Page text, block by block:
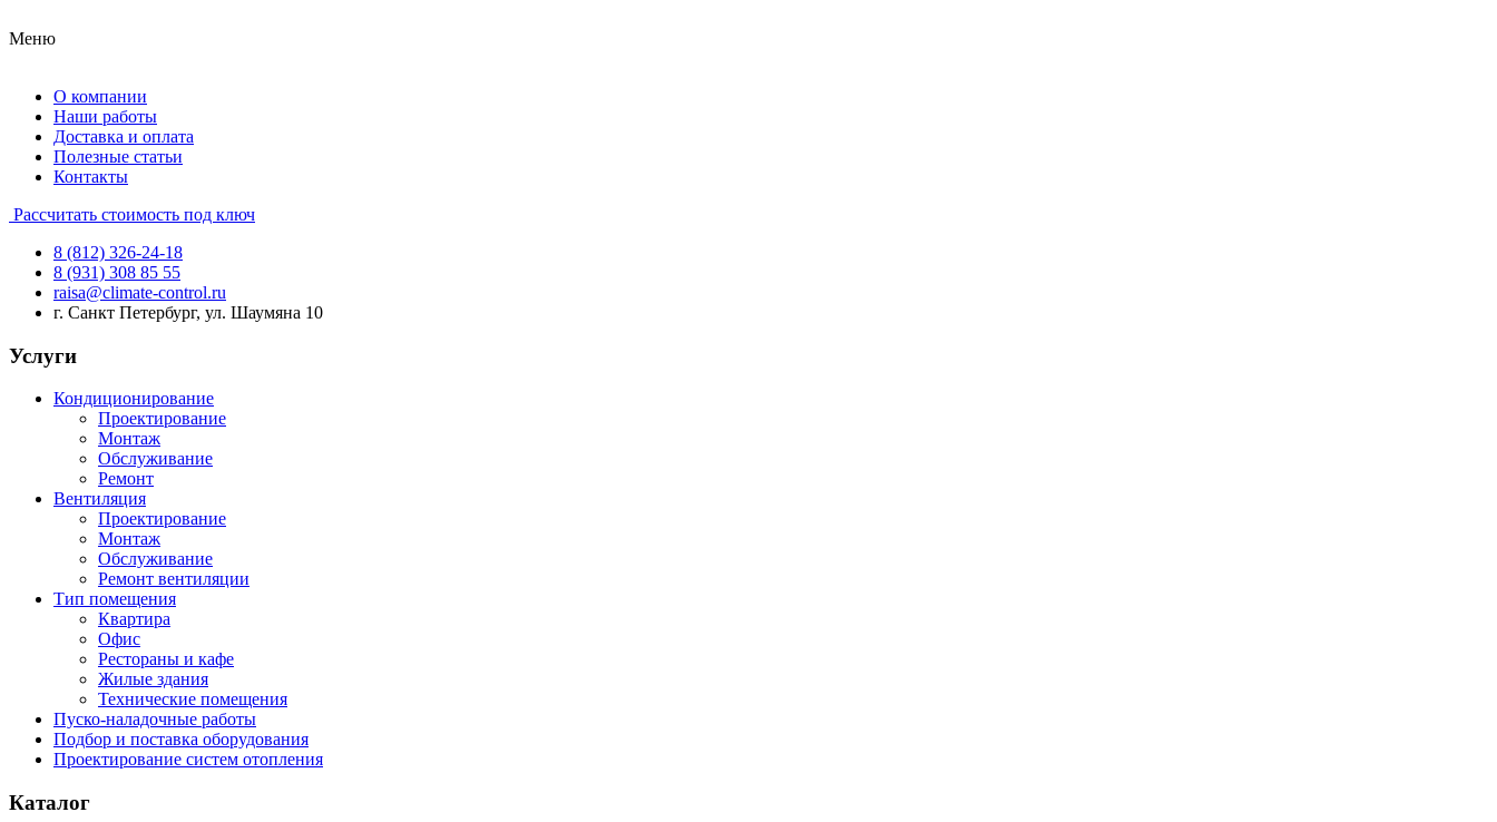
Меню
О компании
Наши работы
Доставка и оплата
Полезные статьи
Контакты
Рассчитать стоимость под ключ
8 (812) 326-24-18
8 (931) 308 85 55
raisa@climate-control.ru
г. Санкт Петербург, ул. Шаумяна 10
Услуги
Кондиционирование
Проектирование
Монтаж
Обслуживание
Ремонт
Вентиляция
Проектирование
Монтаж
Обслуживание
Ремонт вентиляции
Тип помещения
Квартира
Офис
Рестораны и кафе
Жилые здания
Технические помещения
Пуско-наладочные работы
Подбор и поставка оборудования
Проектирование систем отопления
Каталог